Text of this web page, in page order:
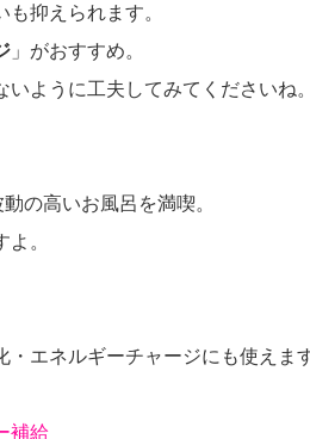
抑えられます。
」がおすすめ。
ように工夫してみてくださいね。
の高いお風呂を満喫。
。
エネルギーチャージにも使えま
補給